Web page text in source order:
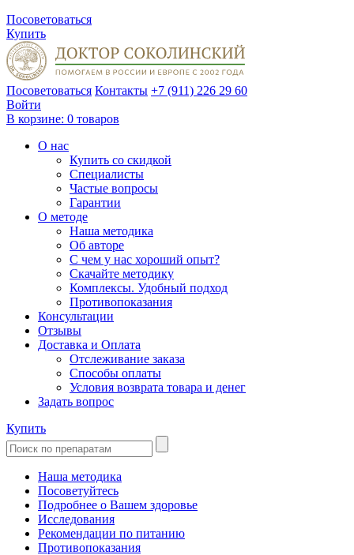
Посоветоваться
Купить
Посоветоваться Контакты +7 (911) 226 29 60
Войти
В корзине: 0 товаров
О нас
Купить со скидкой
Специалисты
Частые вопросы
Гарантии
О методе
Наша методика
Об авторе
С чем у нас хороший опыт?
Скачайте методику
Комплексы. Удобный подход
Противопоказания
Консультации
Отзывы
Доставка и Оплата
Отслеживание заказа
Способы оплаты
Условия возврата товара и денег
Задать вопрос
Купить
Наша методика
Посоветуйтесь
Подробнее о Вашем здоровье
Исследования
Рекомендации по питанию
Противопоказания